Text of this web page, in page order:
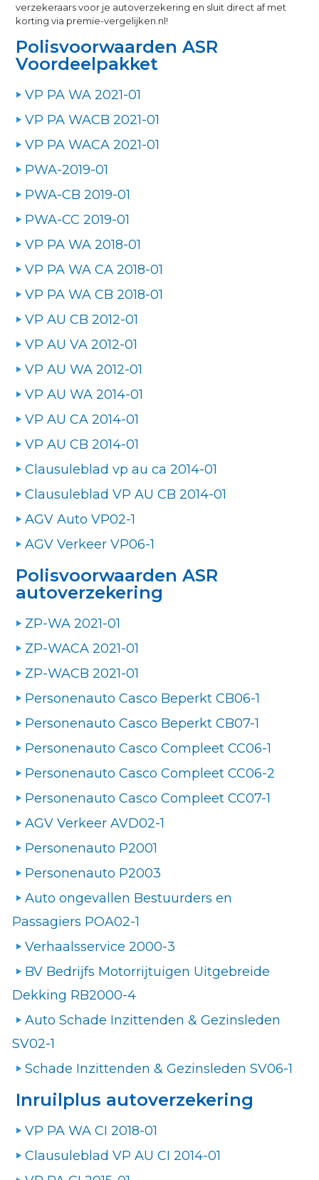
verzekeraars voor je autoverzekering en sluit direct af met
korting via premie-vergelijken.nl!
Polisvoorwaarden ASR
Voordeelpakket
VP PA WA 2021-01
VP PA WACB 2021-01
VP PA WACA 2021-01
PWA-2019-01
PWA-CB 2019-01
PWA-CC 2019-01
VP PA WA 2018-01
VP PA WA CA 2018-01
VP PA WA CB 2018-01
VP AU CB 2012-01
VP AU VA 2012-01
VP AU WA 2012-01
VP AU WA 2014-01
VP AU CA 2014-01
VP AU CB 2014-01
Clausuleblad vp au ca 2014-01
Clausuleblad VP AU CB 2014-01
AGV Auto VP02-1
AGV Verkeer VP06-1
Polisvoorwaarden ASR
autoverzekering
ZP-WA 2021-01
ZP-WACA 2021-01
ZP-WACB 2021-01
Personenauto Casco Beperkt CB06-1
Personenauto Casco Beperkt CB07-1
Personenauto Casco Compleet CC06-1
Personenauto Casco Compleet CC06-2
Personenauto Casco Compleet CC07-1
AGV Verkeer AVD02-1
Personenauto P2001
Personenauto P2003
Auto ongevallen Bestuurders en
Passagiers POA02-1
Verhaalsservice 2000-3
BV Bedrijfs Motorrijtuigen Uitgebreide
Dekking RB2000-4
Auto Schade Inzittenden & Gezinsleden
SV02-1
Schade Inzittenden & Gezinsleden SV06-1
Inruilplus autoverzekering
VP PA WA CI 2018-01
Clausuleblad VP AU CI 2014-01